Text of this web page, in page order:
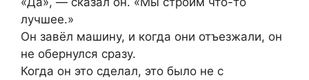
лучшее.»
Он завёл машину, и когда они отъезжали, он
не обернулся сразу.
Когда он это сделал, это было не с